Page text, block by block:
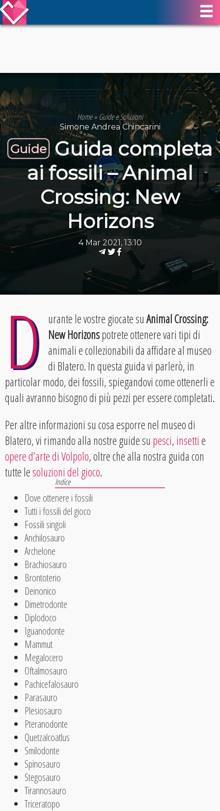
Home» Guide e Soluzioni
Simone Andrea Chincarini
Guide Guida completa
ai fossili – Animal
Crossing: New
Horizons
4 Mar 2021, 13:10
D urante le vostre giocate suAnimal Crossing:
New Horizonspotrete ottenere vari tipi di
animali e collezionabili da affidare al museo
di Blatero. In questa guida vi parlerò, in
particolar modo, dei fossili, spiegandovi come ottenerli e
quali avranno bisogno di più pezzi per essere completati.
Per altre informazioni su cosa esporre nel museo di
Blatero, vi rimando alla nostre guide su pesci,insettie
opere d’arte di Volpolo, oltre che alla nostra guida con
tutte lesoluzioni del gioco.
Dove ottenere i fossili
Tutti i fossili del gioco
Fossili singoli
Anchilosauro
Archelone
Brachiosauro
Brontoterio
Deinonico
Dimetrodonte
Diplodoco
Iguanodonte
Mammut
Megalocero
Oftalmosauro
Pachicefalosauro
Parasauro
Plesiosauro
Pteranodonte
Quetzalcoatlus
Smilodonte
Spinosauro
Stegosauro
Tirannosauro
Triceratopo